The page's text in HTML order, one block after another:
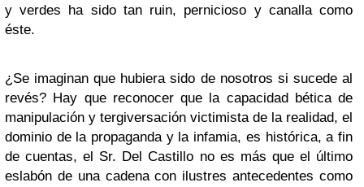
y verdes ha sido tan ruin, pernicioso y canalla como
éste.
¿Se imaginan que hubiera sido de nosotros si sucede al
revés? Hay que reconocer que la capacidad bética de
manipulación y tergiversación victimista de la realidad, el
dominio de la propaganda y la infamia, es histórica, a fin
de cuentas, el Sr. Del Castillo no es más que el último
eslabón de una cadena con ilustres antecedentes como